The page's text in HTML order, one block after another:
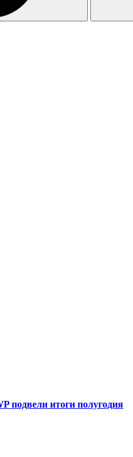
подвели итоги полугодия